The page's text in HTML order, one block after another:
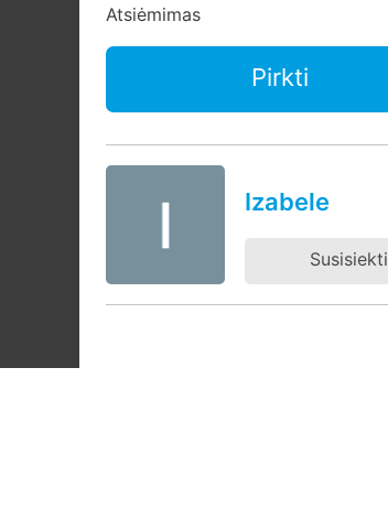
Atsiėmimas
Pirkti
Izabele
Susisiekti